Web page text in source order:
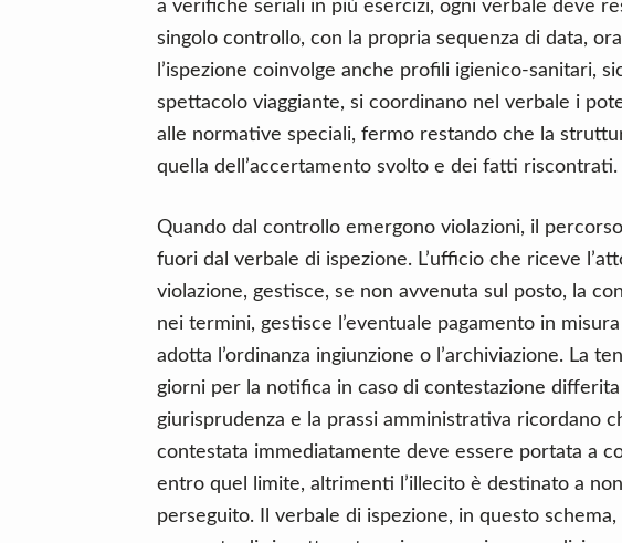
a verifiche seriali in più esercizi, ogni verbale deve
singolo controllo, con la propria sequenza di data,
l’ispezione coinvolge anche profili igienico-sanitari,
spettacolo viaggiante, si coordinano nel verbale i
alle normative speciali, fermo restando che la
quella dell’accertamento svolto e dei fatti riscontrati.
Quando dal controllo emergono violazioni, il
fuori dal verbale di ispezione. L’ufficio che riceve
violazione, gestisce, se non avvenuta sul posto, la
nei termini, gestisce l’eventuale pagamento in
adotta l’ordinanza ingiunzione o l’archiviazione. La
giorni per la notifica in caso di contestazione
giurisprudenza e la prassi amministrativa ricordano
contestata immediatamente deve essere portata a
entro quel limite, altrimenti l’illecito è destinato a
perseguito. Il verbale di ispezione, in questo